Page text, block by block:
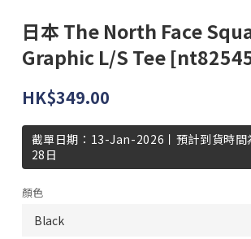
日本 The North Face
Graphic L/S Tee
HK$349.00
截單日期：13-Jan-2026丨預計到貨時間
28日
顏色